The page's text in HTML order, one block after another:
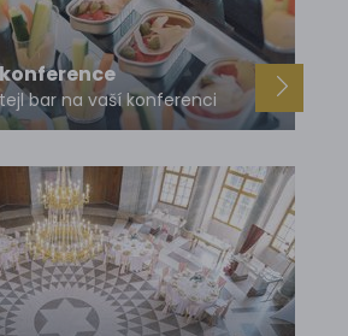
bar na vaší konferenci